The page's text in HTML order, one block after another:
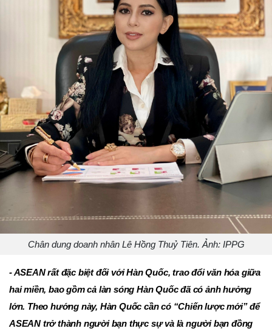
Chân dung doanh nhân Lê Hồng Thuỷ Tiên. Ảnh: IPPG
- ASEAN rất đặc biệt đối với Hàn Quốc, trao đổi văn hóa giữa
hai miền, bao gồm cả làn sóng Hàn Quốc đã có ảnh hưởng
lớn. Theo hướng này, Hàn Quốc cần có “Chiến lược mới” để
ASEAN trở thành người bạn thực sự và là người bạn đồng